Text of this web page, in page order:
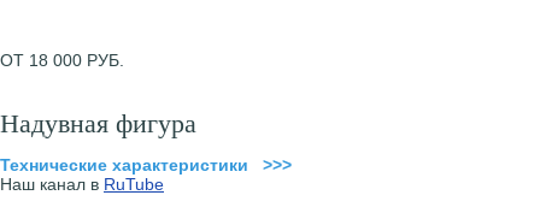
ОТ 18 000 РУБ.
Надувная фигура
Технические характеристики >>>
Наш канал в RuTube